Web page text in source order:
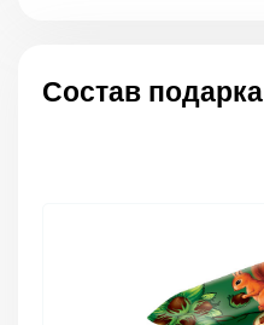
Состав подарка